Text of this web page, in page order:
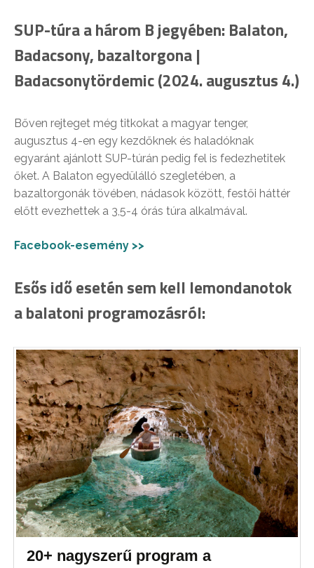
SUP-túra a három B jegyében: Balaton,
Badacsony, bazaltorgona |
Badacsonytördemic (2024. augusztus 4.)
Bőven rejteget még titkokat a magyar tenger,
augusztus 4-en egy kezdőknek és haladóknak
egyaránt ajánlott SUP-túrán pedig fel is fedezhetitek
őket. A Balaton egyedülálló szegletében, a
bazaltorgonák tövében, nádasok között, festői háttér
előtt evezhettek a 3,5-4 órás túra alkalmával.
Facebook-esemény >>
Esős idő esetén sem kell lemondanotok
a balatoni programozásról:
20+ nagyszerű program a